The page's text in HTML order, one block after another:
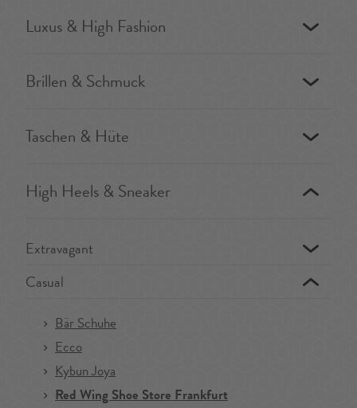
Luxus & High Fashion
Brillen & Schmuck
Taschen & Hüte
High Heels & Sneaker
Extravagant
Casual
Bär Schuhe
Ecco
Kybun Joya
Red Wing Shoe Store Frankfurt